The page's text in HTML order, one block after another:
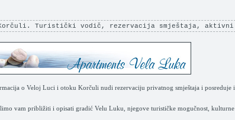
Turistički vodič, rezervacija smještaja, aktivni
o Veloj Luci i otoku Korčuli nudi rezervaciju privatnog smještaja i posreduje
vam približiti i opisati gradić Velu Luku, njegove turističke mogučnost, kulturne